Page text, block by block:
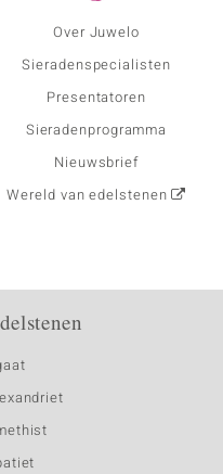
Over Juwelo
Sieradenspecialisten
Presentatoren
Sieradenprogramma
Nieuwsbrief
Wereld van edelstenen